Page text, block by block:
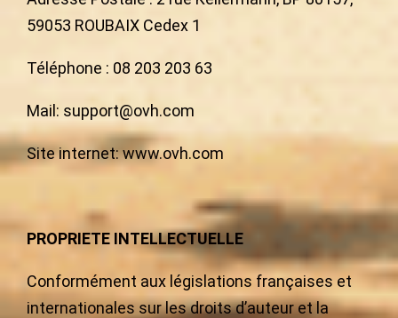
59053 ROUBAIX Cedex 1
Téléphone : 08 203 203 63
Mail: support@ovh.com
Site internet: www.ovh.com
PROPRIETE INTELLECTUELLE
Conformément aux législations françaises et
internationales sur les droits d’auteur et la